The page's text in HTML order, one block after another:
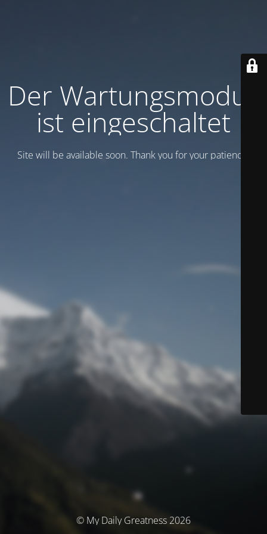
Der Wartungsmodus
ist eingeschaltet
Site will be available soon. Thank you for your patience!
© My Daily Greatness 2026